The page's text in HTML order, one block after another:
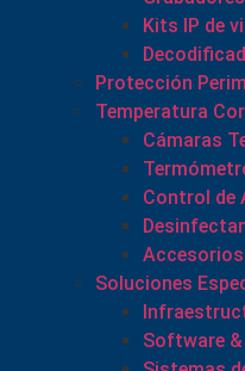
Kits IP de
Protección
Temperatura
Cámaras
Control de
Accesorios
Soluciones
Software &